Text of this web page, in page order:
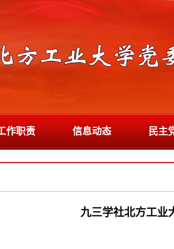
作职责 信息动态 民主
九三学社北方工业